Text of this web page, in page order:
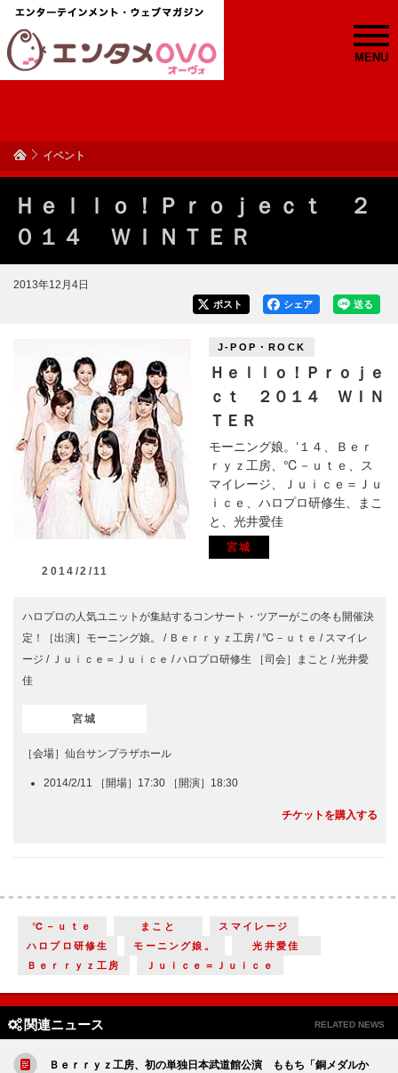
MENU
イベント
Ｈｅｌｌｏ！Ｐｒｏｊｅｃｔ ２
０１４ ＷＩＮＴＥＲ
2013年12月4日
送る
シェア
ポスト
J-POP・ROCK
Ｈｅｌｌｏ！Ｐｒｏｊｅ
ｃｔ ２０１４ ＷＩＮ
ＴＥＲ
モーニング娘。’１４、Ｂｅｒ
ｒｙｚ工房、℃－ｕｔｅ、ス
マイレージ、Ｊｕｉｃｅ＝Ｊｕ
ｉｃｅ、ハロプロ研修生、まこ
と、光井愛佳
宮城
2014/2/11
ハロプロの人気ユニットが集結するコンサート・ツアーがこの冬も開催決
定！［出演］モーニング娘。 / Ｂｅｒｒｙｚ工房 / ℃－ｕｔｅ / スマイレ
ージ / Ｊｕｉｃｅ＝Ｊｕｉｃｅ / ハロプロ研修生 ［司会］まこと / 光井愛
佳
宮城
［会場］仙台サンプラザホール
2014/2/11 ［開場］17:30 ［開演］18:30
チケットを購入する
℃－ｕｔｅ まこと
スマイレージ
ハロプロ研修生
モーニング娘。
光井愛佳
Ｂｅｒｒｙｚ工房
Ｊｕｉｃｅ＝Ｊｕｉｃｅ
関連ニュース RELATED NEWS
Ｂｅｒｒｙｚ工房、初の単独日本武道館公演 ももち「銅メダルか